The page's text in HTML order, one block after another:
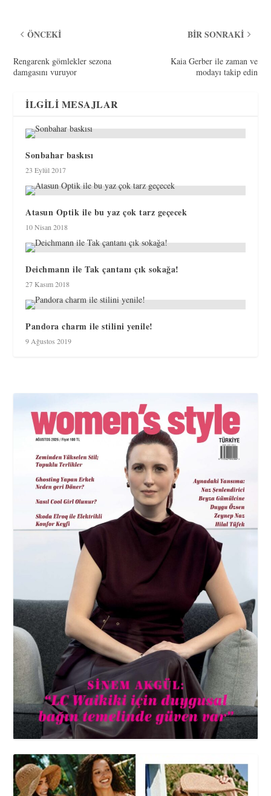
ÖNCEKI
Rengarenk gömlekler sezona
damgasını vuruyor
BIR SONRAKI
Kaia Gerber ile zaman ve
modayı takip edin
İLGILI MESAJLAR
Sonbahar baskısı
23 Eylül 2017
Atasun Optik ile bu yaz çok tarz geçecek
10 Nisan 2018
Deichmann ile Tak çantanı çık sokağa!
27 Kasım 2018
Pandora charm ile stilini yenile!
9 Ağustos 2019